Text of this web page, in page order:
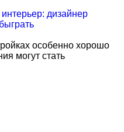
дизайнер
особенно хорошо
могут стать